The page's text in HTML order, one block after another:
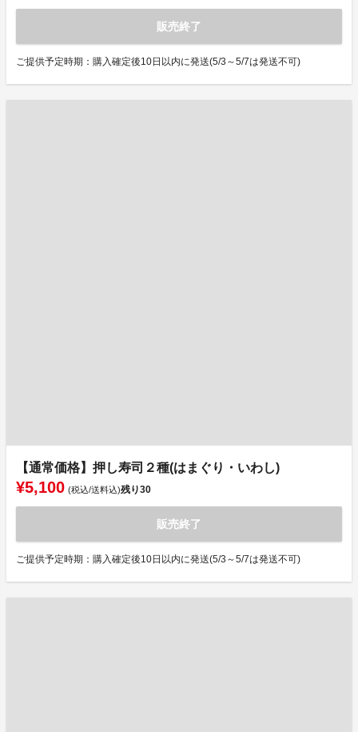
販売終了
ご提供予定時期：購入確定後10日以内に発送(5/3～5/7は発送不可)
【通常価格】押し寿司２種(はまぐり・いわし)
¥5,100 (税込/送料込)残り30
販売終了
ご提供予定時期：購入確定後10日以内に発送(5/3～5/7は発送不可)